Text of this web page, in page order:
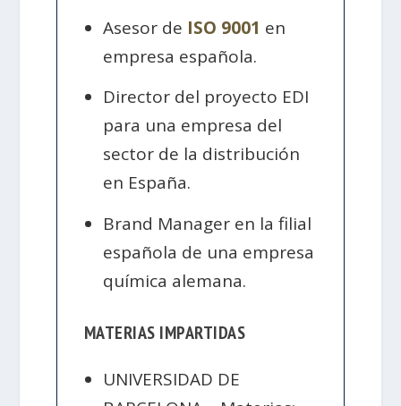
Asesor de ISO 9001 en
empresa española.
Director del proyecto EDI
para una empresa del
sector de la distribución
en España.
Brand Manager en la filial
española de una empresa
química alemana.
MATERIAS IMPARTIDAS
UNIVERSIDAD DE